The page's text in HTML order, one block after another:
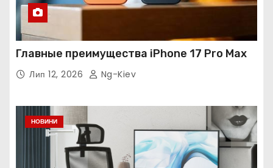
Главные преимущества iPhone 17 Pro Max
Лип 12, 2026 Ng-Kiev
НОВИНИ